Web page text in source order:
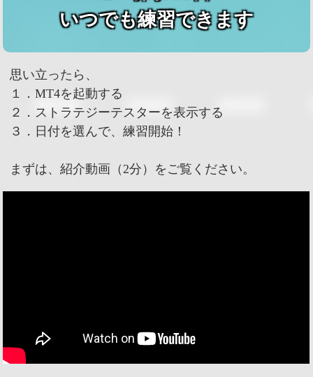
いつでも練習できます
思い立ったら、
１．MT4を起動する
２．ストラテジーテスターを表示する
３．日付を選んで、練習開始！
まずは、紹介動画（2分）をご覧ください。